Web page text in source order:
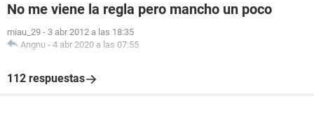
No me viene la regla pero mancho un poco
miau_29 - 3 abr 2012 a las 18:35
Angnu - 4 abr 2020 a las 07:55
112 respuestas